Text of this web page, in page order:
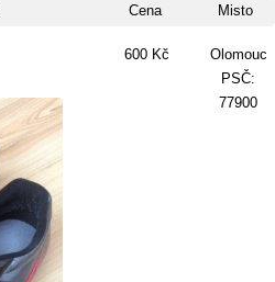
Cena Misto
600 Kč
Olomouc
PSČ:
77900